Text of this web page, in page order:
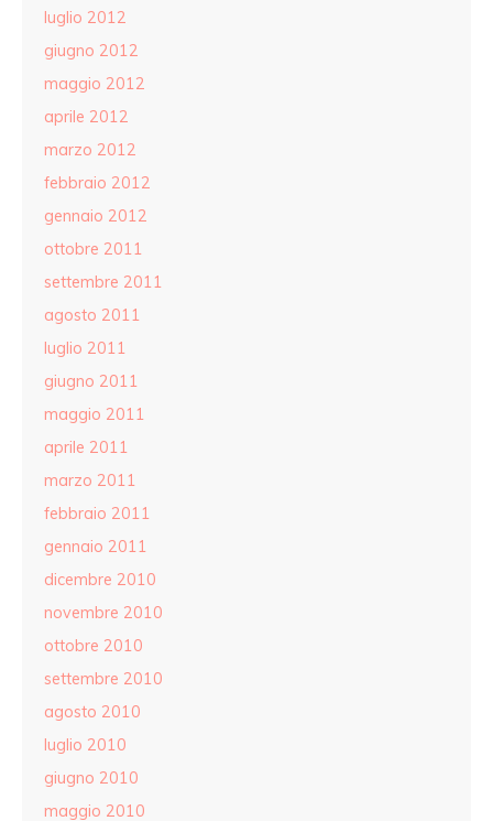
luglio 2012
giugno 2012
maggio 2012
aprile 2012
marzo 2012
febbraio 2012
gennaio 2012
ottobre 2011
settembre 2011
agosto 2011
luglio 2011
giugno 2011
maggio 2011
aprile 2011
marzo 2011
febbraio 2011
gennaio 2011
dicembre 2010
novembre 2010
ottobre 2010
settembre 2010
agosto 2010
luglio 2010
giugno 2010
maggio 2010